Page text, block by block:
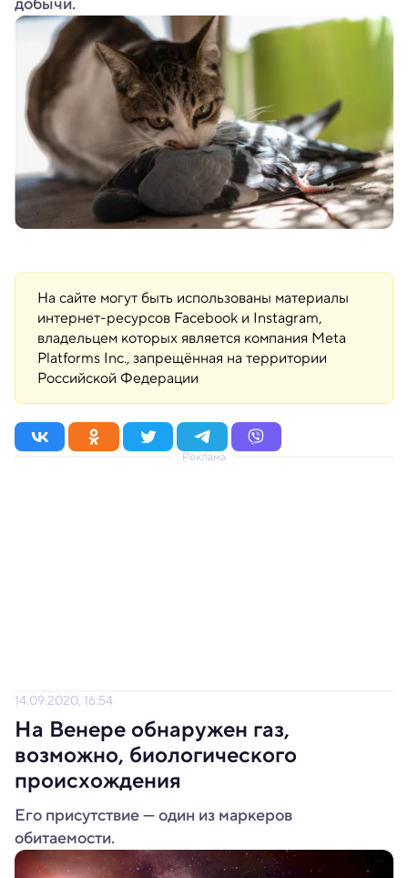
На сайте могут быть использованы материалы
интернет-ресурсов Facebook и Instagram,
владельцем которых является компания Meta
Platforms Inc., запрещённая на территории
Российской Федерации
Реклама
14.09.2020, 16:54
На Венере обнаружен газ,
возможно, биологического
происхождения
Его присутствие — один из маркеров
обитаемости.